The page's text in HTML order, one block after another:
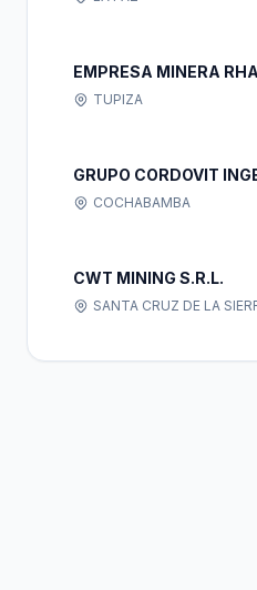
EMPRESA MINERA
TUPIZA
GRUPO CORDOVIT
COCHABAMBA
CWT MINING S.R.L.
SANTA CRUZ DE LA